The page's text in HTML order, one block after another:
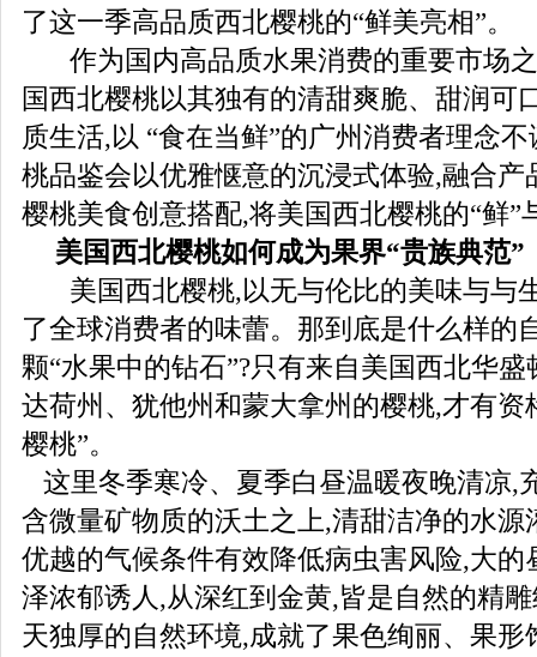
了这一季高品质西北樱桃的“鲜美亮相”。
作为国内高品质水果消费的重要市场
国西北樱桃以其独有的清甜爽脆、甜润可
质生活,以 “食在当鲜”的广州消费者理念
桃品鉴会以优雅惬意的沉浸式体验,融合产
樱桃美食创意搭配,将美国西北樱桃的“鲜”
美国西北樱桃如何成为果界“贵族典范”
美国西北樱桃,以无与伦比的美味与与
了全球消费者的味蕾。那到底是什么样的
颗“水果中的钻石”?只有来自美国西北华
达荷州、犹他州和蒙大拿州的樱桃,才有资
樱桃”。
这里冬季寒冷、夏季白昼温暖夜晚清凉,
含微量矿物质的沃土之上,清甜洁净的水源
优越的气候条件有效降低病虫害风险,大的
泽浓郁诱人,从深红到金黄,皆是自然的精
天独厚的自然环境,成就了果色绚丽、果形